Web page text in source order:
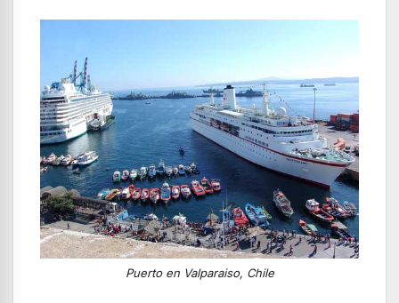
Puerto en Valparaiso, Chile